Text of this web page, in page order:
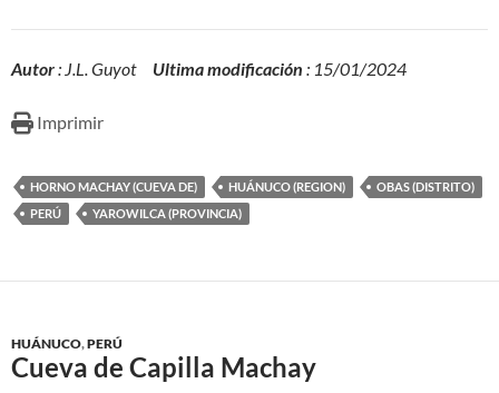
Autor: J.L. Guyot Ultima modificación : 15/01/2024
Imprimir
HORNO MACHAY (CUEVA DE) HUÁNUCO (REGION)
OBAS (DISTRITO)
PERÚ
YAROWILCA (PROVINCIA)
HUÁNUCO,PERÚ
Cueva de Capilla Machay